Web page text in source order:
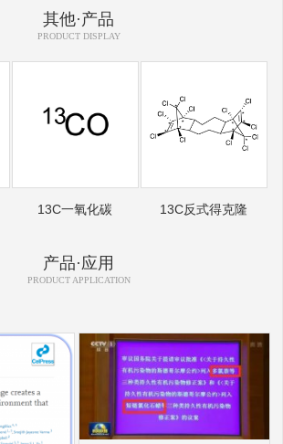
其他·产品
PRODUCT DISPLAY
13C一氧化碳 13C反式得克隆
产品·应用
PRODUCT APPLICATION